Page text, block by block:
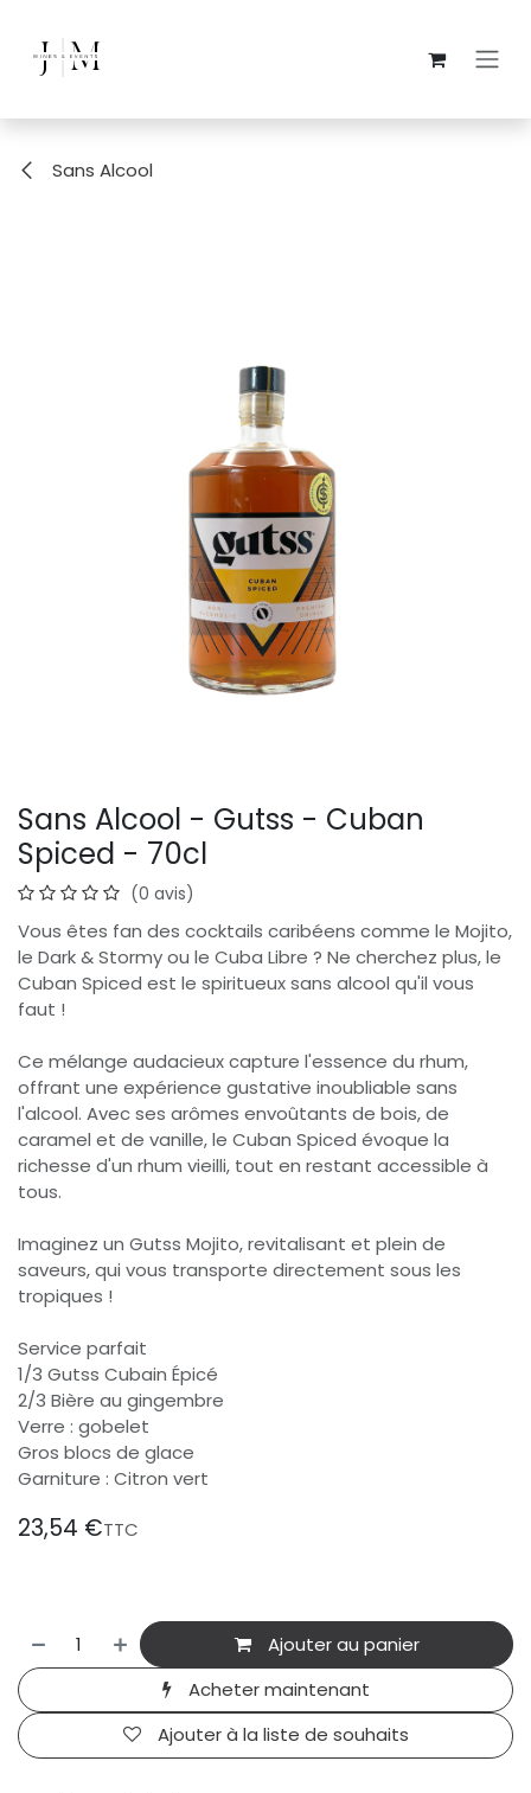
Sans Alcool
Sans Alcool - Gutss - Cuban
Spiced - 70cl
(0 avis)
Vous êtes fan des cocktails caribéens comme le Mojito,
le Dark & Stormy ou le Cuba Libre ? Ne cherchez plus, le
Cuban Spiced est le spiritueux sans alcool qu'il vous
faut !
Ce mélange audacieux capture l'essence du rhum,
offrant une expérience gustative inoubliable sans
l'alcool. Avec ses arômes envoûtants de bois, de
caramel et de vanille, le Cuban Spiced évoque la
richesse d'un rhum vieilli, tout en restant accessible à
tous.
Imaginez un Gutss Mojito, revitalisant et plein de
saveurs, qui vous transporte directement sous les
tropiques !
Service parfait
1/3 Gutss Cubain Épicé
2/3 Bière au gingembre
Verre : gobelet
Gros blocs de glace
Garniture : Citron vert
23,54 €TTC
Ajouter au panier
Acheter maintenant
Ajouter à la liste de souhaits